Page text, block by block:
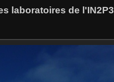
laboratoires de l'IN2P3